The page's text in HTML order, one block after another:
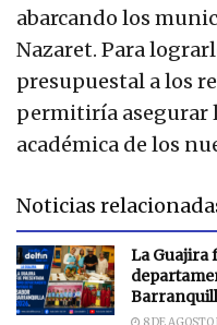
abarcando los
Nazaret. Para
presupuestal a los
permitiría asegurar
académica de los
Noticias
La Guajira
8 DE